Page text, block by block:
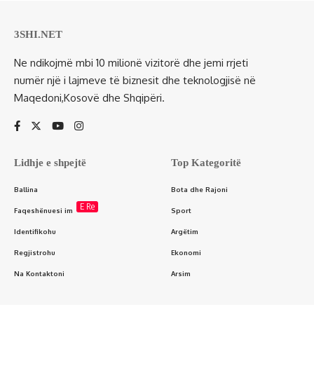
3SHI.NET
Ne ndikojmë mbi 10 milionë vizitorë dhe jemi rrjeti
numër një i lajmeve të biznesit dhe teknologjisë në
Maqedoni,Kosovë dhe Shqipëri.
Lidhje e shpejtë
Ballina
Faqeshënuesi im E Re
Identifikohu
Regjistrohu
Na Kontaktoni
Top Kategoritë
Bota dhe Rajoni
Sport
Argëtim
Ekonomi
Arsim